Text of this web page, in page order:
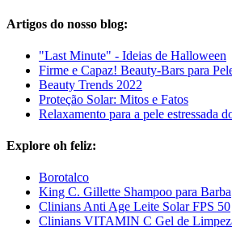
Artigos do nosso blog:
"Last Minute" - Ideias de Halloween
Firme e Capaz! Beauty-Bars para
Beauty Trends 2022
Proteção Solar: Mitos e Fatos
Relaxamento para a pele estressada
Explore oh feliz:
Borotalco
King C. Gillette Shampoo para Barba
Clinians Anti Age Leite Solar FPS 50
Clinians VITAMIN C Gel de